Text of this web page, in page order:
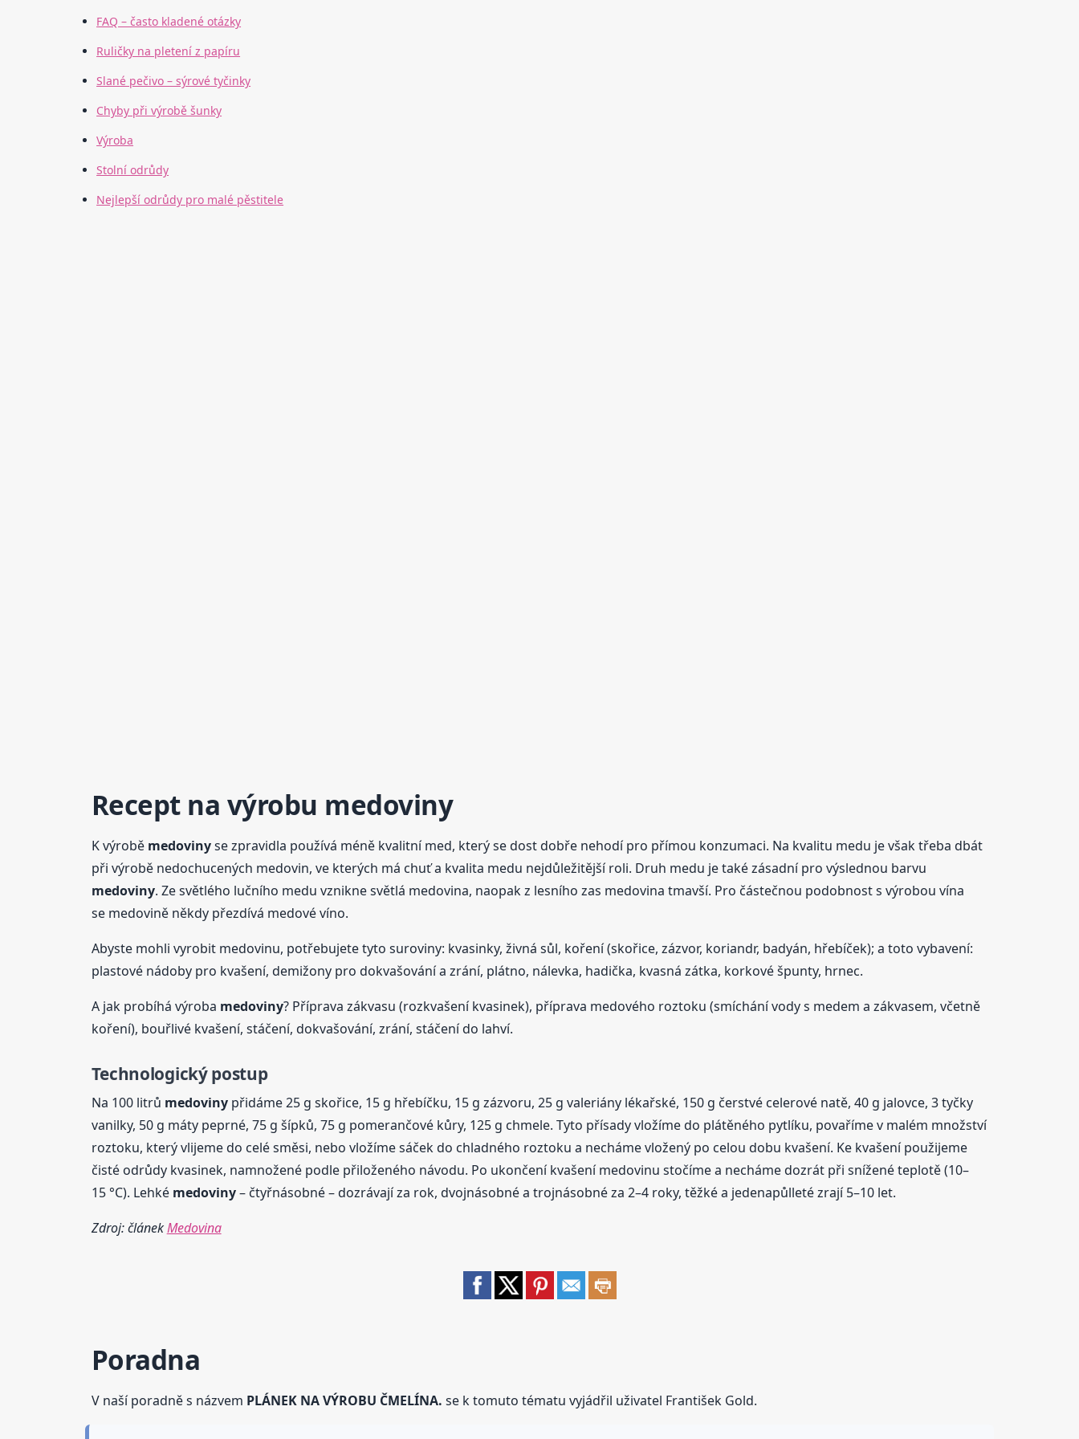
FAQ – často kladené otázky
Ruličky na pletení z papíru
Slané pečivo – sýrové tyčinky
Chyby při výrobě šunky
Výroba
Stolní odrůdy
Nejlepší odrůdy pro malé pěstitele
Receptna výrobu medoviny
K výrobě medovinyse zpravidla používá méně kvalitní med, který se dost dobře nehodí pro přímou konzumaci. Na kvalitu medu je však třeba dbát
při výrobě nedochucených medovin, ve kterých má chuť a kvalita medu nejdůležitější roli. Druh medu je také zásadní pro výslednou barvu
medoviny. Ze světlého lučního medu vznikne světlá medovina, naopak z lesního zas medovina tmavší. Pro částečnou podobnost s výrobou vína
se medovině někdy přezdívá medové víno.
Abyste mohli vyrobit medovinu, potřebujete tyto suroviny: kvasinky, živná sůl, koření (skořice, zázvor, koriandr, badyán, hřebíček); a toto vybavení:
plastové nádoby pro kvašení, demižony pro dokvašování a zrání, plátno, nálevka, hadička, kvasná zátka, korkové špunty, hrnec.
A jak probíhá výroba medoviny? Příprava zákvasu (rozkvašení kvasinek), příprava medového roztoku (smíchání vody s medem a zákvasem, včetně
koření), bouřlivé kvašení, stáčení, dokvašování, zrání, stáčení do lahví.
Technologický postup
Na 100 litrů medovinypřidáme 25 g skořice, 15 g hřebíčku, 15 g zázvoru, 25 g valeriány lékařské, 150 g čerstvé celerové natě, 40 g jalovce, 3 tyčky
vanilky, 50 g máty peprné, 75 g šípků, 75 g pomerančové kůry, 125 g chmele. Tyto přísady vložíme do plátěného pytlíku, povaříme v malém množství
roztoku, který vlijeme do celé směsi, nebo vložíme sáček do chladného roztoku a necháme vložený po celou dobu kvašení. Ke kvašení použijeme
čisté odrůdy kvasinek, namnožené podle přiloženého návodu. Po ukončení kvašení medovinu stočíme a necháme dozrát při snížené teplotě (10–
15 °C). Lehké medoviny– čtyřnásobné – dozrávají za rok, dvojnásobné a trojnásobné za 2–4 roky, těžké a jedenapůlleté zrají 5–10 let.
Zdroj: článekMedovina
Poradna
V naší poradně s názvem PLÁNEK NA VÝROBU ČMELÍNA. se k tomuto tématu vyjádřil uživatel František Gold.